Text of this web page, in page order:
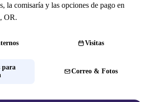
la comisaría y las opciones de pago en
OR.
Visitas
para
Correo & Fotos